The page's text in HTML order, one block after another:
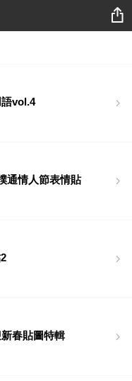
vol.4
通情人節表情貼
春貼圖特輯